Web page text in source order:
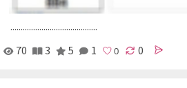
..........................................
70
3 5 1 0